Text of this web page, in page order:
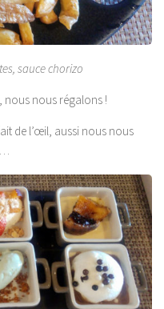
sauce chorizo
nous nous régalons !
de l’œil, aussi nous nous